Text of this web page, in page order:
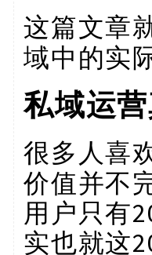
这篇文章
域中的实
私域运
很多人喜
价值并不
用户只有
实也就这